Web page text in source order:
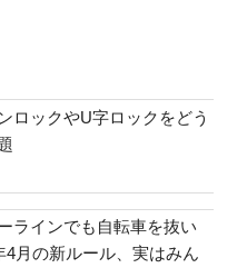
ロックやU字ロックをどう
ラインでも自転車を抜い
4月の新ルール、実はみん